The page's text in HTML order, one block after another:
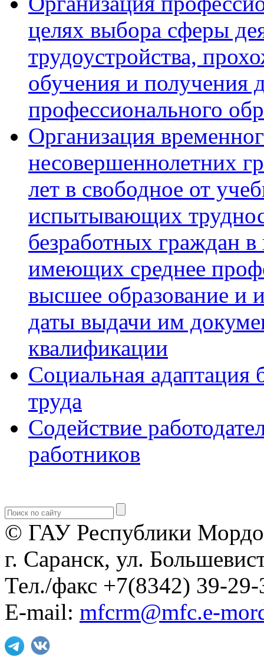
целях выбора сферы
трудоустройства,
обучения и получения
профессионального
Организация
несовершеннолетних
лет в свободное от
испытывающих
безработных граждан в
имеющих среднее
высшее образование и
даты выдачи им
квалификации
Социальная адаптация
труда
Содействие
работников
© ГАУ Республики
г. Саранск, ул.
Тел./факс +7(8342) 39-29-
E-mail: mfcrm@mfc.e-